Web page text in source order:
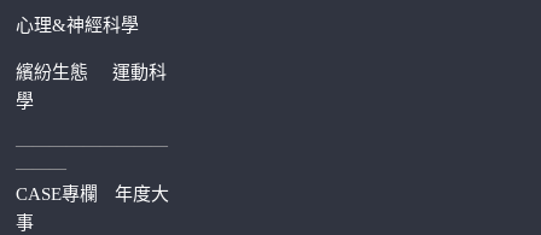
心理&神經科學
繽紛生態運動科
學
—————————
———
CASE專欄
年度大
事